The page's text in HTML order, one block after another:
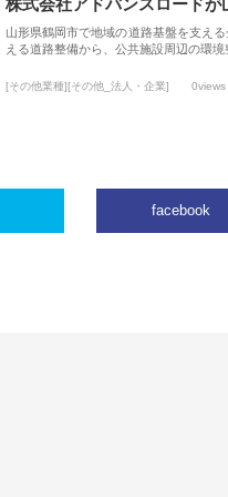
株式会社アドバンスロード
山形県鶴岡市で地域の道路基盤を支え
える道路整備から、公共施設周辺の環
[その他業種][その他_法人・企業] 0views
facebook